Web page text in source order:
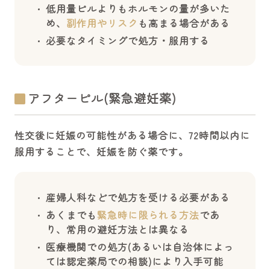
低用量ピルよりもホルモンの量が多いた
め、 副作用やリスク も高まる場合がある
必要なタイミングで処方・服用する
アフターピル(緊急避妊薬)
性交後に妊娠の可能性がある場合に、72時間以内に
服用することで、妊娠を防ぐ薬です。
産婦人科などで処方を受ける必要がある
あくまでも緊急時に限られる方法であ
り、常用の避妊方法とは異なる
医療機関での処方(あるいは自治体によっ
ては認定薬局での相談)により入手可能